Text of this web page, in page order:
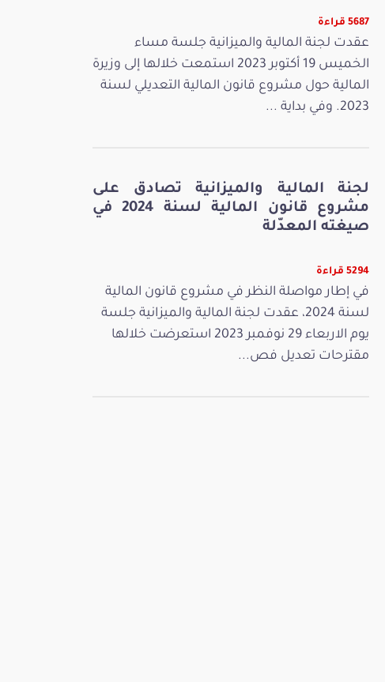
5687 قراءة
عقدت لجنة المالية والميزانية جلسة مساء
الخميس 19 أكتوبر 2023 استمعت خلالها إلى وزيرة
المالية حول مشروع قانون المالية التعديلي لسنة
2023. وفي بداية ...
لجنة المالية والميزانية تصادق على
مشروع قانون المالية لسنة 2024 في
صيغته المعدّلة
5294 قراءة
في إطار مواصلة النظر في مشروع قانون المالية
لسنة 2024، عقدت لجنة المالية والميزانية جلسة
يوم الاربعاء 29 نوفمبر 2023 استعرضت خلالها
مقترحات تعديل فص...